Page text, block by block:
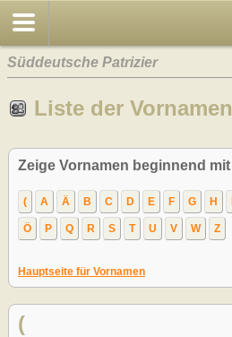
Süddeutsche Patrizier
Liste der Vornamen
Zeige Vornamen beginnend mit
( A Ä B C D E F G H
Ö P Q R S T U V W Z
Hauptseite für Vornamen
(